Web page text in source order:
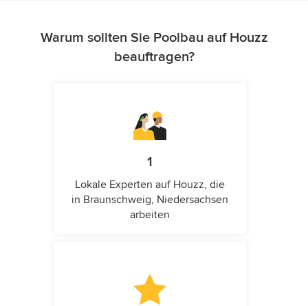
Warum sollten Sie Poolbau auf Houzz
beauftragen?
1
Lokale Experten auf Houzz, die
in Braunschweig, Niedersachsen
arbeiten